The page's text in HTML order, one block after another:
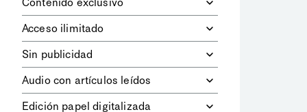
digitales dela diaria
los contenidos de Le Monde
diplomatique.
Acceso ilimitado
contenidos.
Sin publicidad
publicitarios.
Audio con artículos leídos
Edición papel digitalizada